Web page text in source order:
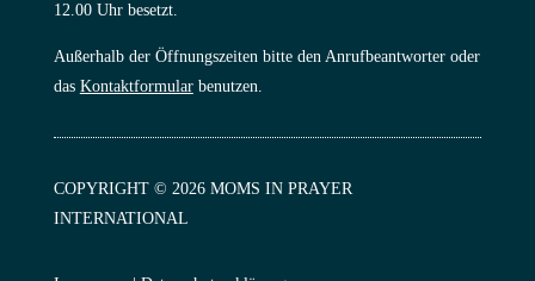
12.00 Uhr besetzt.
Außerhalb der Öffnungszeiten bitte den Anrufbeantworter oder
das Kontaktformularbenutzen.
COPYRIGHT © 2026 MOMS IN PRAYER
INTERNATIONAL